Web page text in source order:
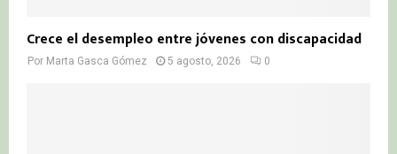
Crece el desempleo entre jóvenes con discapacidad
Por Marta Gasca Gómez 5 agosto, 2026 0